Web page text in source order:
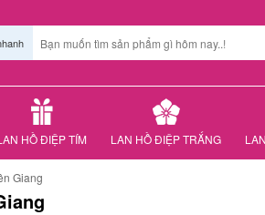
HỒ ĐIỆP TÍM LAN HỒ ĐIỆP TRẮNG
Giang